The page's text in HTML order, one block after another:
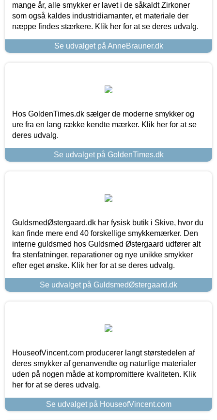
mange år, alle smykker er lavet i de såkaldt Zirkoner
som også kaldes industridiamanter, et materiale der
næppe findes stærkere. Klik her for at se deres udvalg.
Se udvalget på AnneBrauner.dk
Hos GoldenTimes.dk sælger de moderne smykker og
ure fra en lang række kendte mærker. Klik her for at se
deres udvalg.
Se udvalget på GoldenTimes.dk
GuldsmedØstergaard.dk har fysisk butik i Skive, hvor du
kan finde mere end 40 forskellige smykkemærker. Den
interne guldsmed hos Guldsmed Østergaard udfører alt
fra stenfatninger, reparationer og nye unikke smykker
efter eget ønske. Klik her for at se deres udvalg.
Se udvalget på GuldsmedØstergaard.dk
HouseofVincent.com producerer langt størstedelen af
deres smykker af genanvendte og naturlige materialer
uden på nogen måde at kompromittere kvaliteten. Klik
her for at se deres udvalg.
Se udvalget på HouseofVincent.com